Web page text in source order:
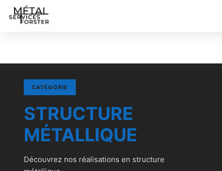
CATÉGORIE
STRUCTURE
MÉTALLIQUE
Découvrez nos réalisations en structure